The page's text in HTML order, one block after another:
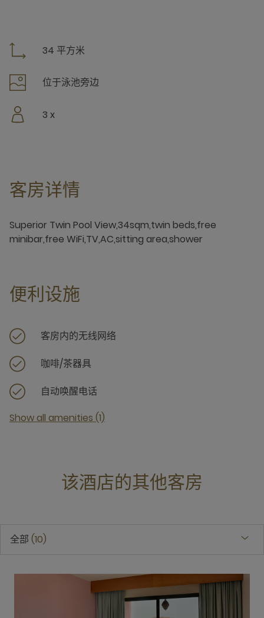
34 平方米
位于泳池旁边
3 x
客房详情
Superior Twin Pool View,34sqm,twin beds,free
minibar,free WiFi,TV,AC,sitting area,shower
便利设施
客房内的无线网络
咖啡/茶器具
自动唤醒电话
Show all amenities (1)
该酒店的其他客房
全部 10